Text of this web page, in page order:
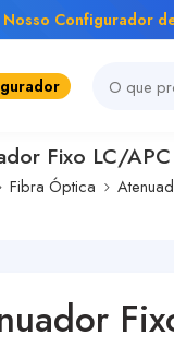
Configurador
Fixo LC/
Fibra Óptica